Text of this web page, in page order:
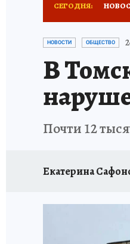
СЕГОДНЯ:
НОВОСТИ ОБЩЕСТВО
В
Почти 12
Екатерина